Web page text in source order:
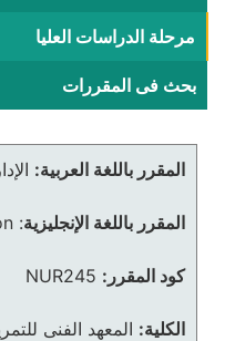
مرحلة الدراسات العليا
بحث فى المقررات
المقرر باللغة العربية:
المقرر باللغة الإنجليزية:
كود المقرر: NUR245
الكلية: المعهد الفنى